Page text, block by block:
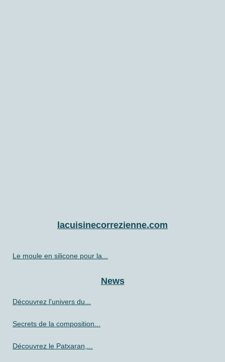
lacuisinecorrezienne.com
Le moule en silicone pour la...
News
Découvrez l'univers du...
Secrets de la composition...
Découvrez le Patxaran,...